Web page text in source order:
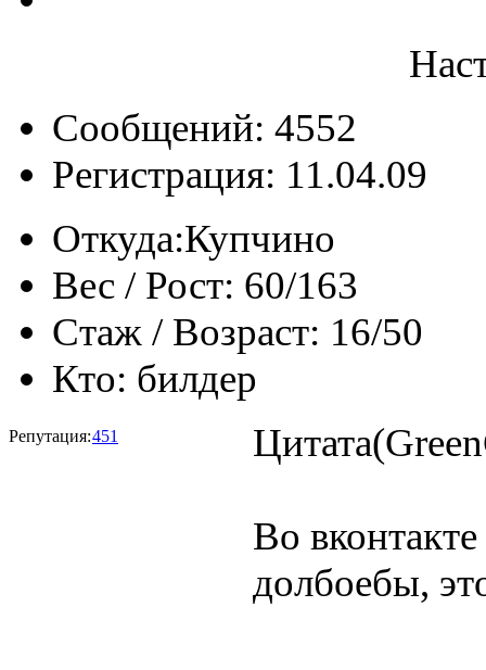
Сообщений: 4552
Регистрация: 11.04.09
Откуда:Купчино
Вес / Рост: 60/163
Стаж / Возраст: 16/50
Кто: билдер
Репутация:451
Во
долбоебы,